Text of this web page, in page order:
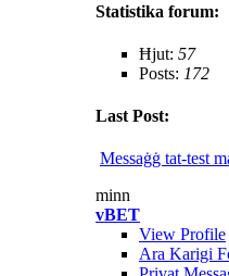
Statistika forum:
Ħjut: 57
Posts: 172
Last Post:
Messaġġ tat-test
minn
vBET
View Profile
Ara Karigi